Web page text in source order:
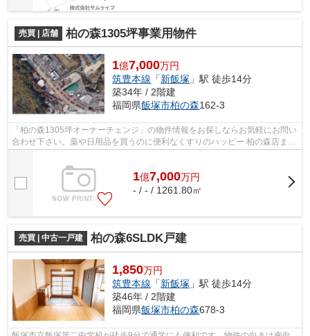
売買 | 店舗 柏の森1305坪事業用物件
1億7,000万円
筑豊本線 「新飯塚 」駅 徒歩14分
築34年 / 2階建
福岡県飯塚市柏の森162-3
「柏の森1305坪オーナーチェンジ」の物件情報をお探しならお気軽にお問い
合わせ下さい。薬や日用品を買うのに便利なくすりのハッピー 柏の森店まで
251mです。駅まで徒歩14分の物件です...
1億7,000万円
- / - / 1261.80㎡
売買 | 中古一戸建 柏の森6SLDK戸建
1,850万円
筑豊本線 「新飯塚 」駅 徒歩14分
築46年 / 2階建
福岡県飯塚市柏の森678-3